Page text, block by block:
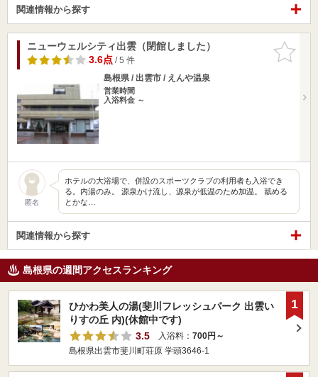
関連情報から探す
お気に入
りに追加
ニューウェルシティ出雲（閉館しました）
3.6点/ 5 件
島根県 / 出雲市 / えんや温泉
営業時間
入浴料金 ～
匿名
ホテルの大浴場で、併設のスポーツクラブの利用者も入浴でき
る。内湯のみ。 源泉かけ流し、源泉が低温のため加温。 舐める
とかな…
関連情報から探す
島根県の週間アクセスランキング
ひかわ美人の湯(斐川フレッシュパーク 出雲い
りすの丘 内)(休館中です)
3.5
入浴料： 700円～
島根県出雲市斐川町荘原 学頭3646-1
1